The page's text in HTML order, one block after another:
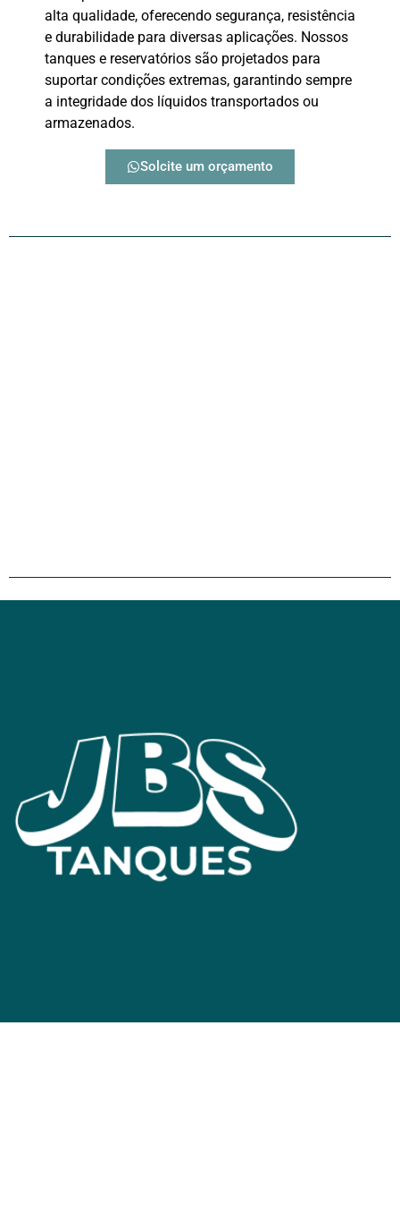
alta qualidade, oferecendo segurança, resistência
e durabilidade para diversas aplicações. Nossos
tanques e reservatórios são projetados para
suportar condições extremas, garantindo sempre
a integridade dos líquidos transportados ou
armazenados.
Solcite um orçamento